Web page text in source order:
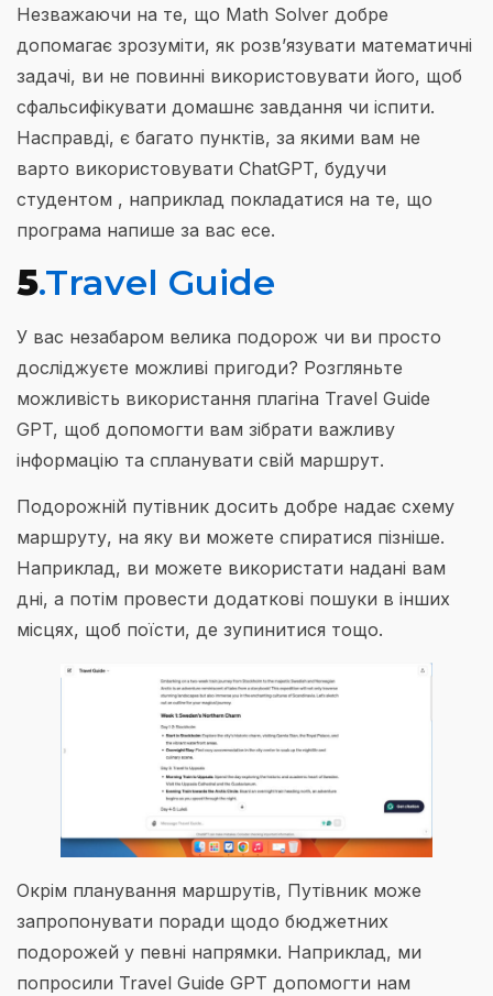
Незважаючи на те, що Math Solver добре
допомагає зрозуміти, як розв’язувати математичні
задачі, ви не повинні використовувати його, щоб
сфальсифікувати домашнє завдання чи іспити.
Насправді, є багато пунктів, за якими вам не
варто використовувати ChatGPT, будучи
студентом , наприклад покладатися на те, що
програма напише за вас есе.
5.Travel Guide
У вас незабаром велика подорож чи ви просто
досліджуєте можливі пригоди? Розгляньте
можливість використання плагіна Travel Guide
GPT, щоб допомогти вам зібрати важливу
інформацію та спланувати свій маршрут.
Подорожній путівник досить добре надає схему
маршруту, на яку ви можете спиратися пізніше.
Наприклад, ви можете використати надані вам
дні, а потім провести додаткові пошуки в інших
місцях, щоб поїсти, де зупинитися тощо.
Окрім планування маршрутів, Путівник може
запропонувати поради щодо бюджетних
подорожей у певні напрямки. Наприклад, ми
попросили Travel Guide GPT допомогти нам